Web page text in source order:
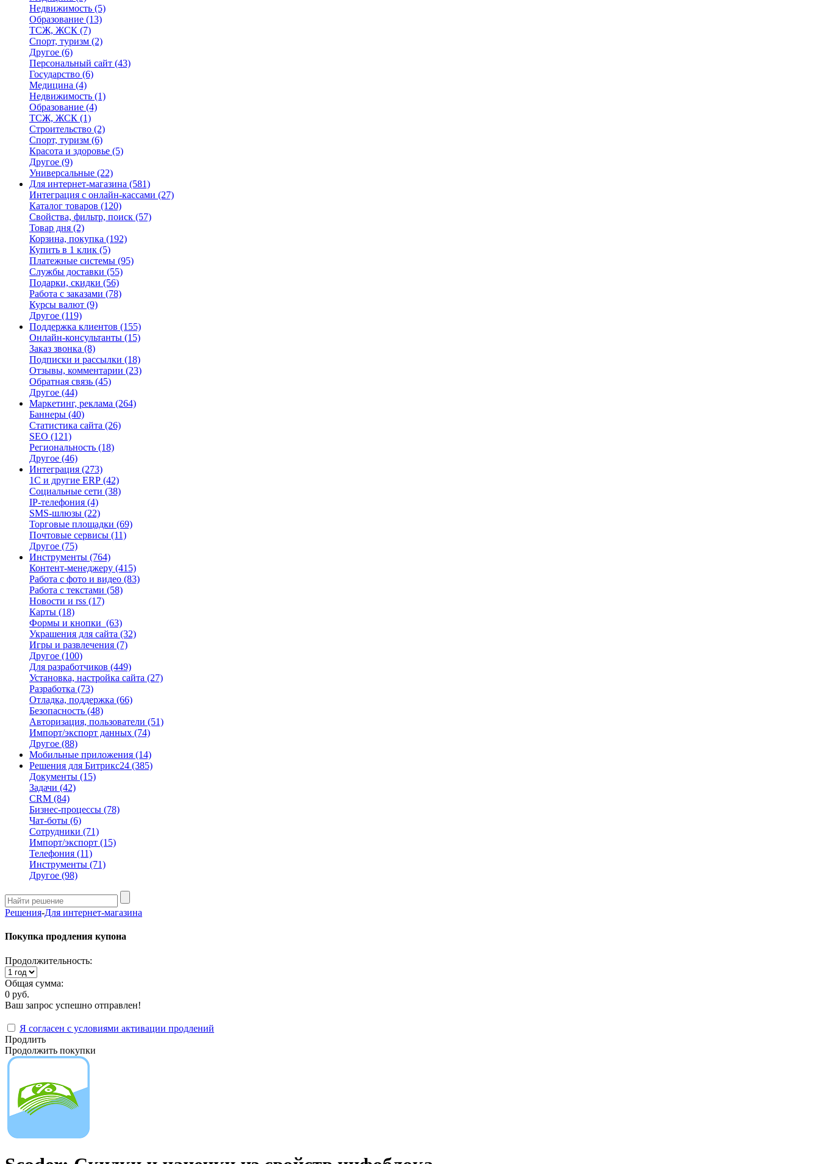
Недвижимость (5)
Образование (13)
ТСЖ, ЖСК (7)
Спорт, туризм (2)
Другое (6)
Персональный сайт (43)
Государство (6)
Медицина (4)
Недвижимость (1)
Образование (4)
ТСЖ, ЖСК (1)
Строительство (2)
Спорт, туризм (6)
Красота и здоровье (5)
Другое (9)
Универсальные (22)
Для интернет-магазина (581)
Интеграция с онлайн-кассами (27)
Каталог товаров (120)
Свойства, фильтр, поиск (57)
Товар дня (2)
Корзина, покупка (192)
Купить в 1 клик (5)
Платежные системы (95)
Службы доставки (55)
Подарки, скидки (56)
Работа с заказами (78)
Курсы валют (9)
Другое (119)
Поддержка клиентов (155)
Онлайн-консультанты (15)
Заказ звонка (8)
Подписки и рассылки (18)
Отзывы, комментарии (23)
Обратная связь (45)
Другое (44)
Маркетинг, реклама (264)
Баннеры (40)
Статистика сайта (26)
SEO (121)
Региональность (18)
Другое (46)
Интеграция (273)
1С и другие ERP (42)
Социальные сети (38)
IP-телефония (4)
SMS-шлюзы (22)
Торговые площадки (69)
Почтовые сервисы (11)
Другое (75)
Инструменты (764)
Контент-менеджеру (415)
Работа с фото и видео (83)
Работа с текстами (58)
Новости и rss (17)
Карты (18)
Формы и кнопки (63)
Украшения для сайта (32)
Игры и развлечения (7)
Другое (100)
Для разработчиков (449)
Установка, настройка сайта (27)
Разработка (73)
Отладка, поддержка (66)
Безопасность (48)
Авторизация, пользователи (51)
Импорт/экспорт данных (74)
Другое (88)
Мобильные приложения (14)
Решения для Битрикс24 (385)
Документы (15)
Задачи (42)
CRM (84)
Бизнес-процессы (78)
Чат-боты (6)
Сотрудники (71)
Импорт/экспорт (15)
Телефония (11)
Инструменты (71)
Другое (98)
Решения-Для интернет-магазина
Покупка продления купона
Продолжительность:
Общая сумма:
0 руб.
Ваш запрос успешно отправлен!
Я согласен с условиями активации продлений
Продлить
Продолжить покупки